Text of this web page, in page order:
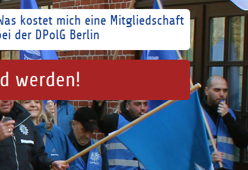
kostet mich eine Mitgliedschaft
der DPolG Berlin
werden!